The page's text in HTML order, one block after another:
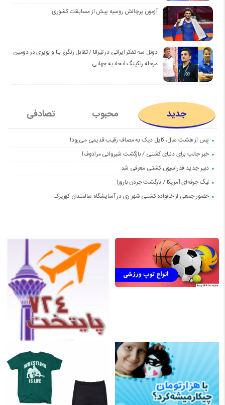
آزمون پرچالش روسیه پیش از مسابقات کشوری
دوئل سه تفکر ایرانی در تیرانا / تقابل رنگرز، بنا و بویری در دومین
مرحله رنکینگ اتحادیه جهانی
جدید محبوب تصادفی
پس از هشت سال، کایل دیک به مصاف رقیب قدیمی می‌رود!
خبر جالب برای دنیای کشتی / بازگشت شیروانی مرادوف!
دبیر جدید فدراسیون کشتی معرفی شد
لیگ حرفه‌ای آمریکا / بازگشت جردن باروز!
حضور جمعی از خانواده کشتی شهر ری در آسایشگاه سالمندان کهریزک